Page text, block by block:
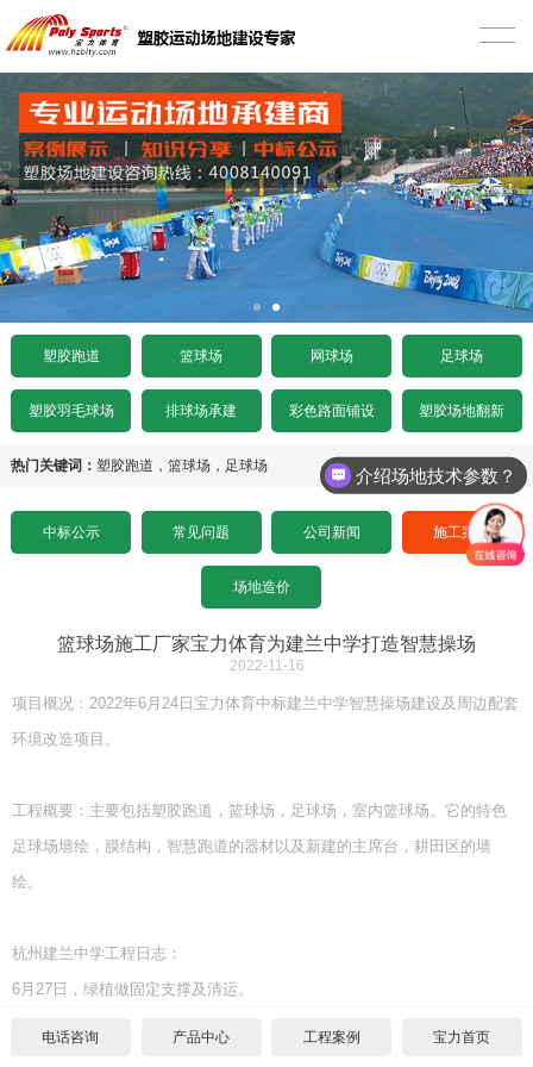
塑胶跑道 篮球场 网球场 足球场
塑胶羽毛球场 排球场承建 彩色路面铺设 塑胶场地翻新
热门关键词： 塑胶跑道 ， 篮球场 ， 足球场
中标公示 常见问题 公司新闻 施工案例
场地造价
篮球场施工厂家宝力体育为建兰中学打造智慧操场
2022-11-16
项目概况：2022年6月24日宝力体育中标建兰中学智慧操场建设及周边配套
环境改造项目。
工程概要：主要包括塑胶跑道，篮球场，足球场，室内篮球场。它的特色
足球场墙绘，膜结构，智慧跑道的器材以及新建的主席台，耕田区的墙
绘。
杭州建兰中学工程日志：
6月27日，绿植做固定支撑及清运。
首页
塑胶跑道
混合型塑胶跑道
透气型塑胶跑道
预制型塑胶跑道
施工案例
沥青基础要求
设计图纸下载
篮球场
硅PU篮球场
EPDM篮球场
室内木地板篮球场
水泥基础要求
招标文件下载
设计图纸下载
网球场
丙烯酸网球场
硅PU网球场
人造草坪网球场
施工案例
沥青基础要求
招标文件下载
设计图纸下载
人造草足球场
悬浮拼装足球场
水泥基础要求
沥青基础要求
招标文件下载
工程项目
塑胶球场施工
其它运动场地施工
中标公示
常见问题
公司新闻
施工案例
关于我们
电话咨询 产品中心 工程案例 宝力首页
介绍场地技术参数？